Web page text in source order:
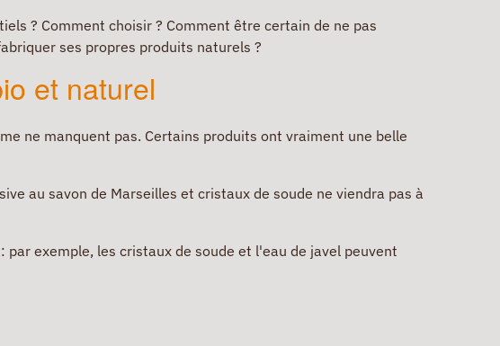
? Comment choisir ? Comment être certain de ne pas
ses propres produits naturels ?
et naturel
ne manquent pas. Certains produits ont vraiment une belle
au savon de Marseilles et cristaux de soude ne viendra pas à
exemple, les cristaux de soude et l'eau de javel peuvent